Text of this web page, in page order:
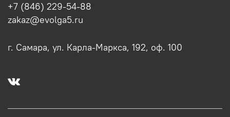
+7 (846) 229-54-88
zakaz@evolga5.ru
г. Самара, ул. Карла-Маркса, 192, оф. 100